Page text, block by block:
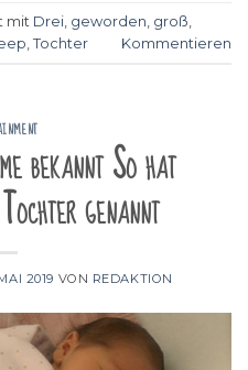
mit Drei geworden groß
Tochter Kommentieren
bekannt So hat
genannt
2019 VON REDAKTION